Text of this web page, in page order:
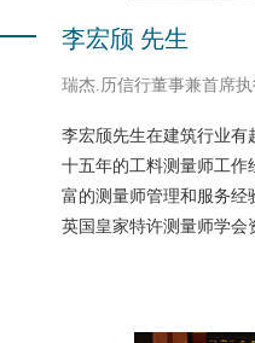
李宏颀 先生
瑞杰.历信行董事兼首席执
李宏颀先生在建筑行业有
十五年的工料测量师工作
富的测量师管理和服务经
英国皇家特许测量师学会